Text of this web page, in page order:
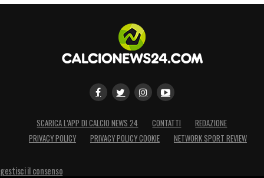
SCARICA L’APP DI CALCIO NEWS 24 CONTATTI
REDAZIONE
PRIVACY POLICY
PRIVACY POLICY COOKIE NETWORK SPORT REVIEW
gestisci il consenso